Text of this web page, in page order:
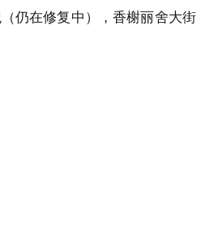
仍在修复中），香榭丽舍大街